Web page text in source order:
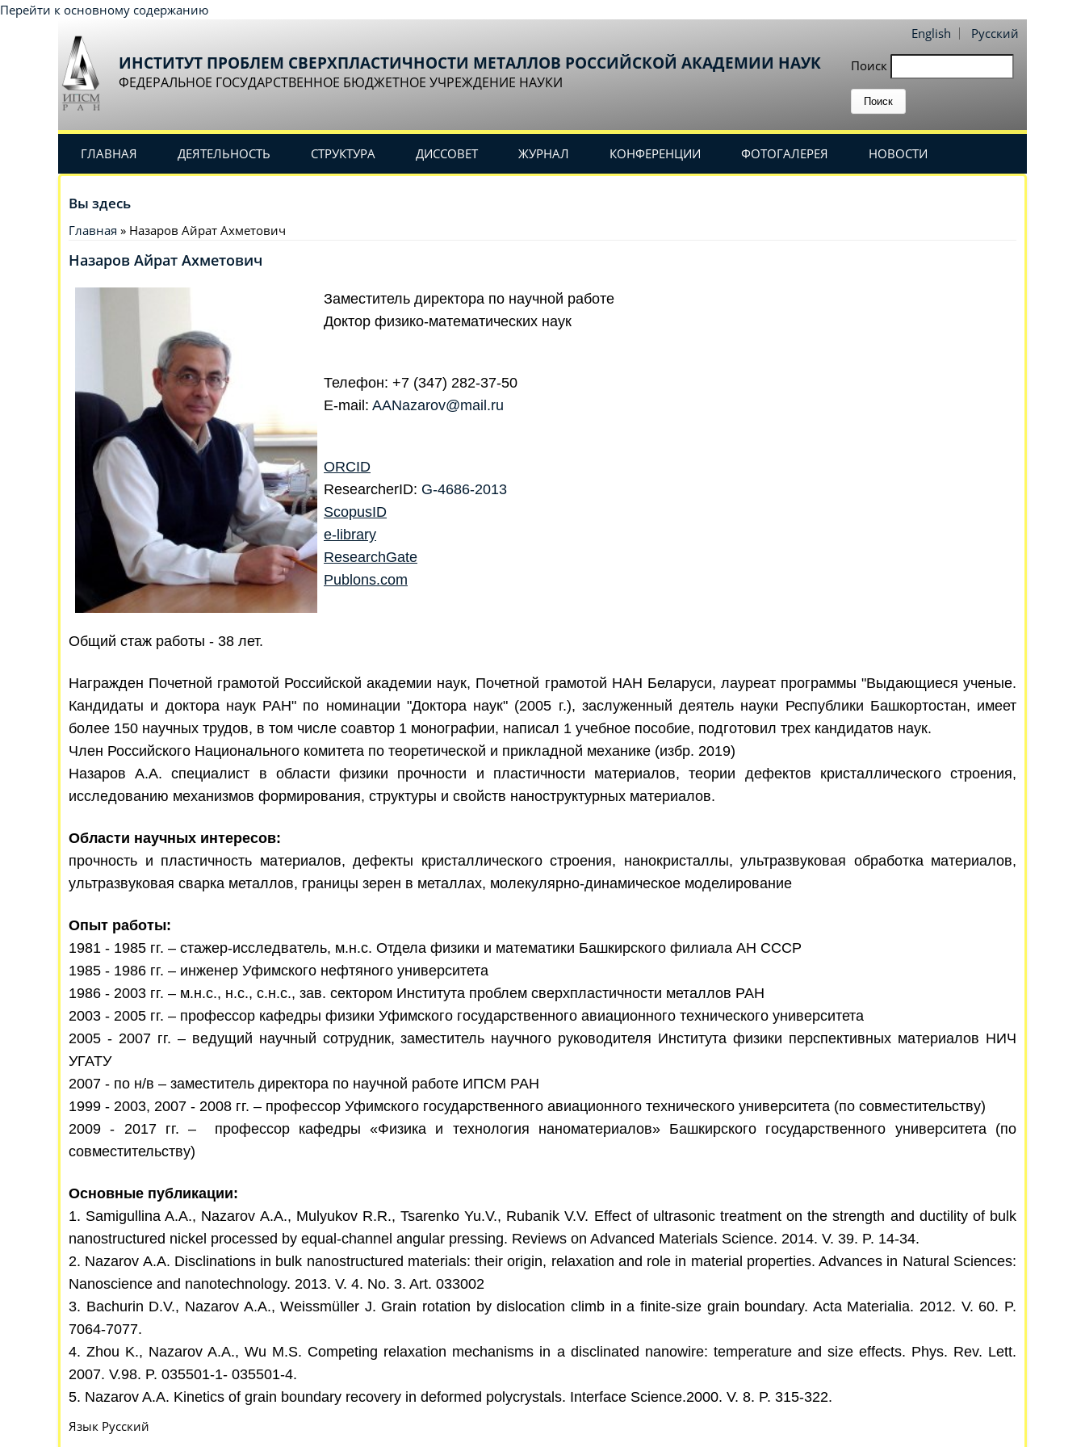
Перейти к основному содержанию
English
Русский
Поиск
ИНСТИТУТ ПРОБЛЕМ СВЕРХПЛАСТИЧНОСТИ МЕТАЛЛОВ РОССИЙСКОЙ АКАДЕМИИ НАУК
ФЕДЕРАЛЬНОЕ ГОСУДАРСТВЕННОЕ БЮДЖЕТНОЕ УЧРЕЖДЕНИЕ НАУКИ
ГЛАВНАЯ ДЕЯТЕЛЬНОСТЬ СТРУКТУРА ДИССОВЕТ ЖУРНАЛ КОНФЕРЕНЦИИ ФОТОГАЛЕРЕЯ НОВОСТИ
Вы здесь
Главная » Назаров Айрат Ахметович
Назаров Айрат Ахметович
Заместитель директора по научной работе
Доктор физико-математических наук
Телефон: +7 (347) 282-37-50
E-mail: AANazarov@mail.ru
ORCID
ResearcherID: G-4686-2013
ScopusID
e-library
ResearchGate
Publons.com
Общий стаж работы - 38 лет.
Награжден Почетной грамотой Российской академии наук, Почетной грамотой НАН Беларуси, лауреат программы "Выдающиеся ученые.
Кандидаты и доктора наук РАН" по номинации "Доктора наук" (2005 г.), заслуженный деятель науки Республики Башкортостан, имеет
более 150 научных трудов, в том числе соавтор 1 монографии, написал 1 учебное пособие, подготовил трех кандидатов наук.
Член Российского Национального комитета по теоретической и прикладной механике (избр. 2019)
Назаров А.А. специалист в области физики прочности и пластичности материалов, теории дефектов кристаллического строения,
исследованию механизмов формирования, структуры и свойств наноструктурных материалов.
Области научных интересов:
прочность и пластичность материалов, дефекты кристаллического строения, нанокристаллы, ультразвуковая обработка материалов,
ультразвуковая сварка металлов, границы зерен в металлах, молекулярно-динамическое моделирование
Опыт работы:
1981 - 1985 гг. – стажер-исследватель, м.н.с. Отдела физики и математики Башкирского филиала АН СССР
1985 - 1986 гг. – инженер Уфимского нефтяного университета
1986 - 2003 гг. – м.н.с., н.с., с.н.с., зав. сектором Института проблем сверхпластичности металлов РАН
2003 - 2005 гг. – профессор кафедры физики Уфимского государственного авиационного технического университета
2005 - 2007 гг. – ведущий научный сотрудник, заместитель научного руководителя Института физики перспективных материалов НИЧ
УГАТУ
2007 - по н/в – заместитель директора по научной работе ИПСМ РАН
1999 - 2003, 2007 - 2008 гг. – профессор Уфимского государственного авиационного технического университета (по совместительству)
2009 - 2017 гг. – профессор кафедры «Физика и технология наноматериалов» Башкирского государственного университета (по
совместительству)
Основные публикации:
1. Samigullina A.A., Nazarov A.A., Mulyukov R.R., Tsarenko Yu.V., Rubanik V.V. Effect of ultrasonic treatment on the strength and ductility of bulk
nanostructured nickel processed by equal-channel angular pressing. Reviews on Advanced Materials Science. 2014. V. 39. P. 14-34.
2. Nazarov A.A. Disclinations in bulk nanostructured materials: their origin, relaxation and role in material properties. Advances in Natural Sciences:
Nanoscience and nanotechnology. 2013. V. 4. No. 3. Art. 033002
3. Bachurin D.V., Nazarov A.A., Weissmüller J. Grain rotation by dislocation climb in a finite-size grain boundary. Acta Materialia. 2012. V. 60. P.
7064-7077.
4. Zhou K., Nazarov A.A., Wu M.S. Competing relaxation mechanisms in a disclinated nanowire: temperature and size effects. Phys. Rev. Lett.
2007. V.98. P. 035501-1- 035501-4.
5. Nazarov A.A. Kinetics of grain boundary recovery in deformed polycrystals. Interface Science.2000. V. 8. P. 315-322.
Язык Русский